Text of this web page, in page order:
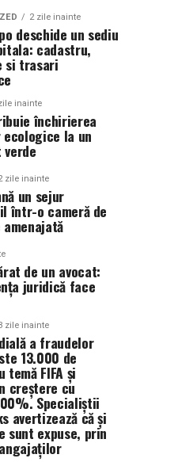
2 zile inainte
deschide un sediu
cadastru,
si trasari
inainte
închirierea
la un
verde
zile inainte
un sejur
într-o cameră de
de un avocat:
juridică face
zile inainte
a fraudelor
13.000 de
temă FIFA și
creștere cu
Specialiștii
avertizează că și
sunt expuse, prin